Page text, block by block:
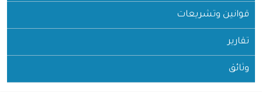
قوانين وتشريعات
تقارير
وثائق